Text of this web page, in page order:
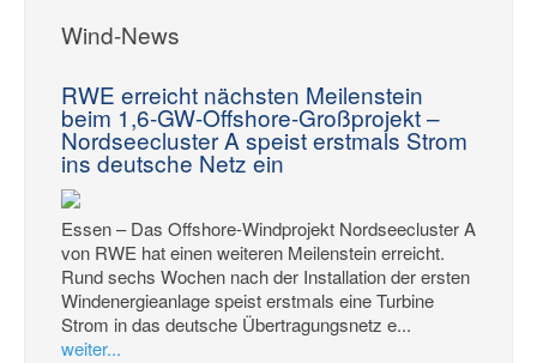
Wind-News
RWE erreicht nächsten Meilenstein
beim 1,6-GW-Offshore-Großprojekt –
Nordseecluster A speist erstmals Strom
ins deutsche Netz ein
Essen – Das Offshore-Windprojekt Nordseecluster A
von RWE hat einen weiteren Meilenstein erreicht.
Rund sechs Wochen nach der Installation der ersten
Windenergieanlage speist erstmals eine Turbine
Strom in das deutsche Übertragungsnetz e...
weiter...